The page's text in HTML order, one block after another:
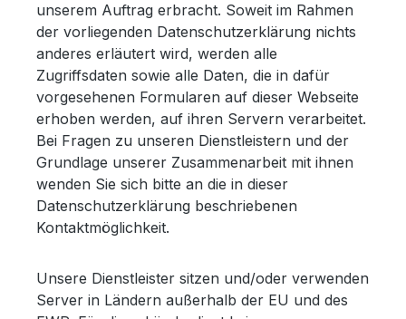
unserem Auftrag erbracht. Soweit im Rahmen
der vorliegenden Datenschutzerklärung nichts
anderes erläutert wird, werden alle
Zugriffsdaten sowie alle Daten, die in dafür
vorgesehenen Formularen auf dieser Webseite
erhoben werden, auf ihren Servern verarbeitet.
Bei Fragen zu unseren Dienstleistern und der
Grundlage unserer Zusammenarbeit mit ihnen
wenden Sie sich bitte an die in dieser
Datenschutzerklärung beschriebenen
Kontaktmöglichkeit.
Unsere Dienstleister sitzen und/oder verwenden
Server in Ländern außerhalb der EU und des